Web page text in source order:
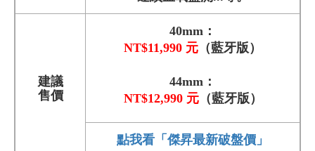
建議
售價
40mm：
NT$11,990 元 （藍牙版）
44mm：
NT$12,990 元（藍牙版）
點我看「傑昇最新破盤價」